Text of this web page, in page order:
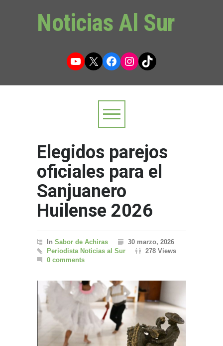
Noticias Al Sur
YouTube
X Facebook
Instagram
TikTok
Elegidos parejos
oficiales para el
Sanjuanero
Huilense 2026
In Sabor de Achiras
30 marzo, 2026
Periodista Noticias al Sur
278 Views
0 comments